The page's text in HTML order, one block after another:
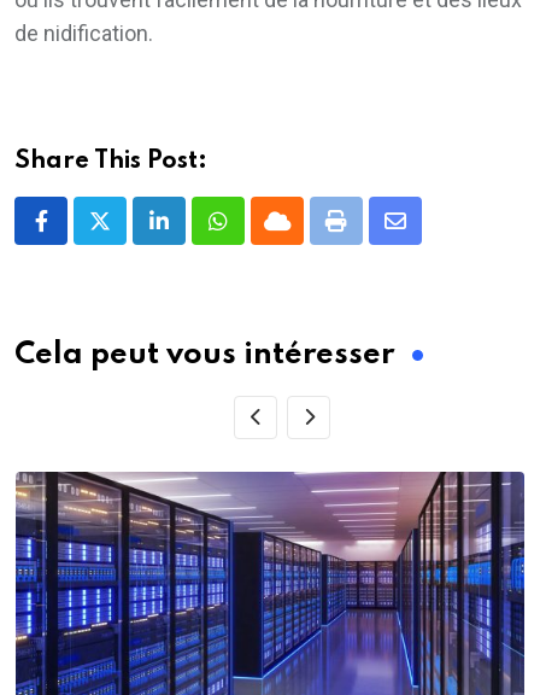
de nidification.
Share This Post:
LinkedInWhatsappCloudPrint
Share
Cela peut vous intéresser